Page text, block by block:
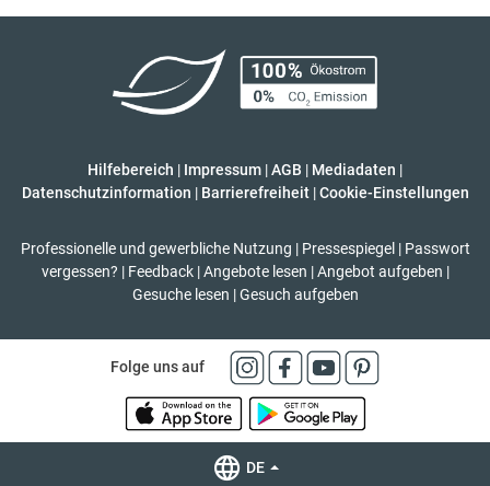
Hilfebereich | Impressum |AGB | Mediadaten |
Datenschutzinformation | Barrierefreiheit | Cookie-Einstellungen
Professionelle und gewerbliche Nutzung | Pressespiegel | Passwort
vergessen? | Feedback | Angebote lesen | Angebot aufgeben |
Gesuche lesen | Gesuch aufgeben
Folge uns auf
DE